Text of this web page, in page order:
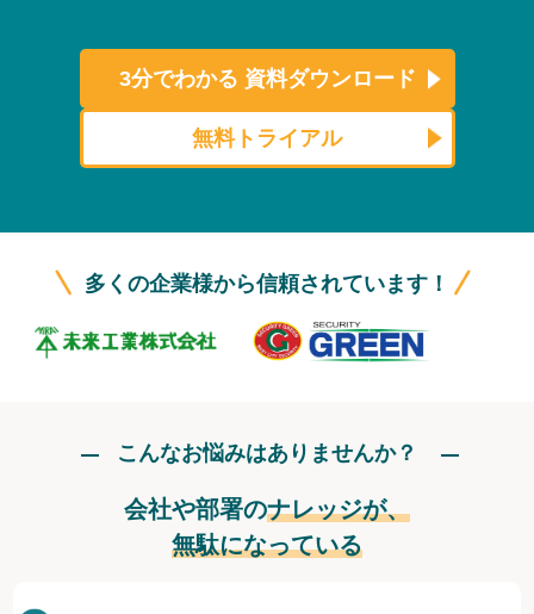
よくある質問
資料ダウンロード
ログイン
3分でわかる 資料ダウンロード
無料トライアル
多くの企業様から信頼されています！
こんなお悩みはありませんか？
会社や部署のナレッジが、
無駄になっている